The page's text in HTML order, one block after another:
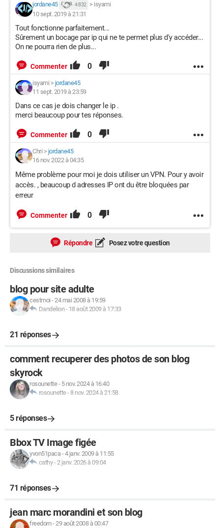
jordane45 4 832 > isyami
10 sept. 2019 à 21:31
Tout fonctionne parfaitement...
Sûrement un bocage par ip qui ne te permet plus d'y accéder...
On ne pourra rien de plus...
Commenter 0
isyami > jordane45
11 sept. 2019 à 23:59
Dans ce cas je dois changer le ip .
merci beaucoup pour tes réponses.
Commenter 0
Chri > jordane45
16 nov. 2022 à 04:35
Même problème pour moi je dois utiliser un VPN. Pour y avoir
accès. , beaucoup d adresses IP ont du être bloquées par
erreur
Commenter 0
Répondre Posez votre question
Discussions similaires
blog pour site adulte
cestmoi -24 mai 2008 à 19:59
Dandelion- 18 août 2009 à 17:33
21 réponses
comment recuperer des photos de son blog
skyrock
rosounette- 5 nov. 2024 à 16:40
rosounette- 8 nov. 2024 à 21:58
5 réponses
Bbox TV Image figée
yvon51paca-4 janv. 2009 à 11:55
cathy-2 janv. 2026 à 09:04
71 réponses
jean marc morandini et son blog
freedom-29 août 2008 à 00:47